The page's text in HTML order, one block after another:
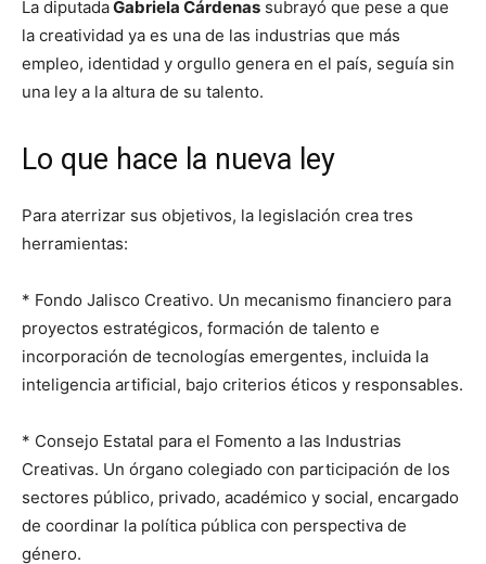
La diputadaGabriela Cárdenas subrayó que pese a que
la creatividad ya es una de las industrias que más
empleo, identidad y orgullo genera en el país, seguía sin
una ley a la altura de su talento.
Lo que hace la nueva ley
Para aterrizar sus objetivos, la legislación crea tres
herramientas:
* Fondo Jalisco Creativo. Un mecanismo financiero para
proyectos estratégicos, formación de talento e
incorporación de tecnologías emergentes, incluida la
inteligencia artificial, bajo criterios éticos y responsables.
* Consejo Estatal para el Fomento a las Industrias
Creativas. Un órgano colegiado con participación de los
sectores público, privado, académico y social, encargado
de coordinar la política pública con perspectiva de
género.